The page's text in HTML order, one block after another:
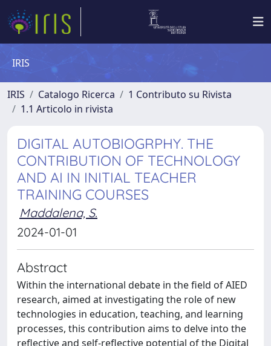
IRIS
IRIS Catalogo Ricerca
1 Contributo su Rivista
1.1 Articolo in rivista
DIGITAL AUTOBIOGRPHY. THE
CONTRIBUTION OF TECHNOLOGY
AND AI IN INITIAL TEACHER
TRAINING COURSES
Maddalena, S.
2024-01-01
Abstract
Within the international debate in the field of AIED
research, aimed at investigating the role of new
technologies in education, teaching, and learning
processes, this contribution aims to delve into the
reflective and self-reflective potential of the Digital